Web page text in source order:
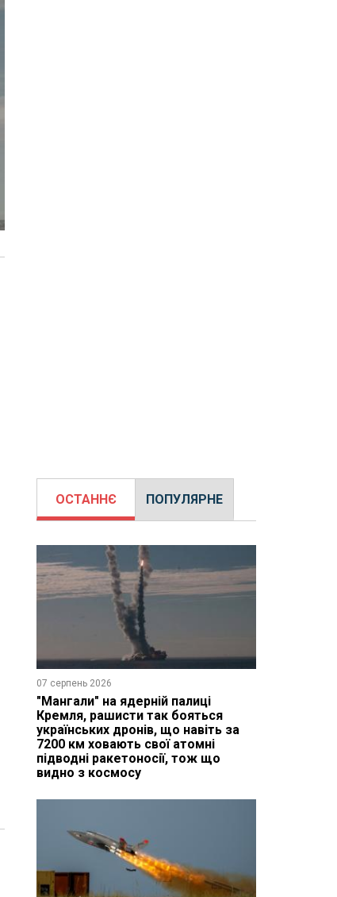
ОСТАННЄ ПОПУЛЯРНЕ
07 серпень 2026
"Мангали" на ядерній палиці
Кремля, рашисти так бояться
українських дронів, що навіть за
7200 км ховають свої атомні
підводні ракетоносії, тож що
видно з космосу